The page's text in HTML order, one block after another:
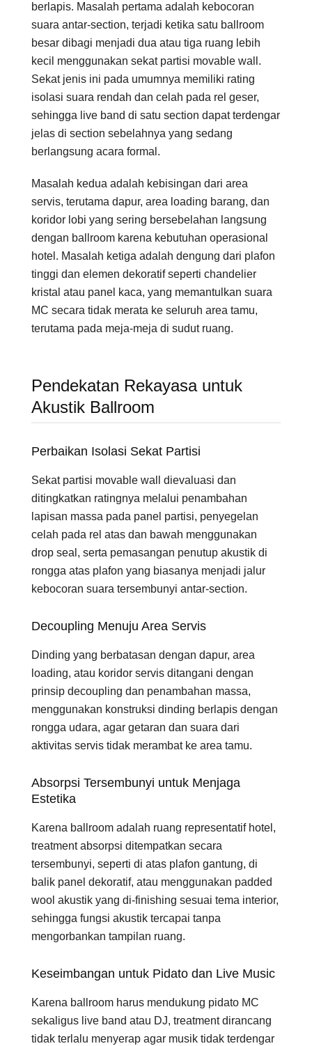
berlapis. Masalah pertama adalah kebocoran
suara antar-section, terjadi ketika satu ballroom
besar dibagi menjadi dua atau tiga ruang lebih
kecil menggunakan sekat partisi movable wall.
Sekat jenis ini pada umumnya memiliki rating
isolasi suara rendah dan celah pada rel geser,
sehingga live band di satu section dapat terdengar
jelas di section sebelahnya yang sedang
berlangsung acara formal.
Masalah kedua adalah kebisingan dari area
servis, terutama dapur, area loading barang, dan
koridor lobi yang sering bersebelahan langsung
dengan ballroom karena kebutuhan operasional
hotel. Masalah ketiga adalah dengung dari plafon
tinggi dan elemen dekoratif seperti chandelier
kristal atau panel kaca, yang memantulkan suara
MC secara tidak merata ke seluruh area tamu,
terutama pada meja-meja di sudut ruang.
Pendekatan Rekayasa untuk
Akustik Ballroom
Perbaikan Isolasi Sekat Partisi
Sekat partisi movable wall dievaluasi dan
ditingkatkan ratingnya melalui penambahan
lapisan massa pada panel partisi, penyegelan
celah pada rel atas dan bawah menggunakan
drop seal, serta pemasangan penutup akustik di
rongga atas plafon yang biasanya menjadi jalur
kebocoran suara tersembunyi antar-section.
Decoupling Menuju Area Servis
Dinding yang berbatasan dengan dapur, area
loading, atau koridor servis ditangani dengan
prinsip decoupling dan penambahan massa,
menggunakan konstruksi dinding berlapis dengan
rongga udara, agar getaran dan suara dari
aktivitas servis tidak merambat ke area tamu.
Absorpsi Tersembunyi untuk Menjaga
Estetika
Karena ballroom adalah ruang representatif hotel,
treatment absorpsi ditempatkan secara
tersembunyi, seperti di atas plafon gantung, di
balik panel dekoratif, atau menggunakan padded
wool akustik yang di-finishing sesuai tema interior,
sehingga fungsi akustik tercapai tanpa
mengorbankan tampilan ruang.
Keseimbangan untuk Pidato dan Live Music
Karena ballroom harus mendukung pidato MC
sekaligus live band atau DJ, treatment dirancang
tidak terlalu menyerap agar musik tidak terdengar